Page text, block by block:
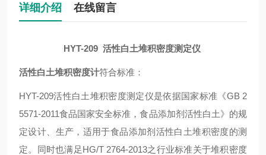
详细介绍 在线留言
HYT-209 活性白土堆积密度测定仪
活性白土堆积密度计符合标准：
HYT-209活性白土堆积密度测定仪是依据国家标准《GB 2
5571-2011食品国家安全标准，食品添加剂活性白土》的规
定设计、生产，适用于食品添加剂活性白土堆积密度的测
定。同时也满足HG/T 2764-2013之行业标准关于堆积密度